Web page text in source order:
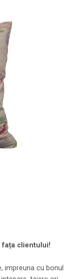
fața clientului!
impreuna cu bonul